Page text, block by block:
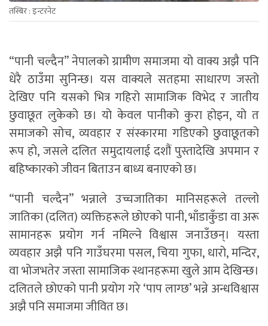
तस्बिर : इन्टरनेट
“पानी चल्दैन” नेपालको ग्रामीण समाजमा यो वाक्य अझै पनि
धेरै ठाउँमा सुनिन्छ। यस वाक्यले सतहमा साधारण जस्तो
देखिए पनि यसको भित्र गहिरो सामाजिक विभेद र जातीय
छुवाछूत लुकेको छ। यो केवल पानीको कुरा होइन, यो त
समाजको सोच, व्यवहार र संस्कारमा गडिएको छुवाछूतको
रूप हो, जसले दलित समुदायलाई दशौं पुस्तादेखि अपमान र
बहिष्कारको जीवन बिताउन बाध्य बनाएको छ।
“पानी चल्दैन” भन्नाले उच्चजातिका मानिसहरूले तल्लो
जातिका (दलित) व्यक्तिहरूले छोएको पानी, भाँडाकुँडा वा अरू
सामानहरू प्रयोग गर्न नमिल्ने विश्वास जनाउँछन्। यस्ता
व्यवहार अझै पनि गाउँघरमा पसल, चिया गुफा, धारो, मन्दिर,
वा भोजभतेर जस्ता सामाजिक स्थानहरूमा खुले आम देखिन्छ।
दलितले छोएको पानी प्रयोग गरे ‘पाप लाग्छ’ भन्ने अन्धविश्वास
अझै पनि समाजमा जीवित छ।